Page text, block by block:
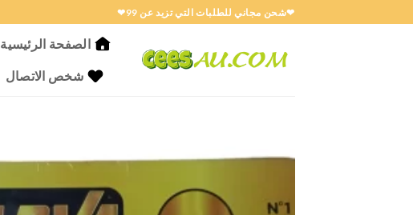
للمحتوى
❤شحن مجاني للطلبات التي تزيد عن 99❤
الصفحة الرئيسية
شخص الاتصال